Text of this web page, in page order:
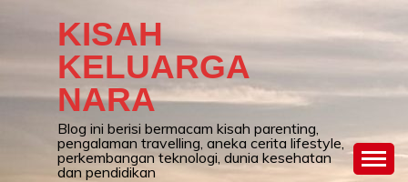
KISAH
KELUARGA
NARA
Blog ini berisi bermacam kisah parenting,
pengalaman travelling, aneka cerita lifestyle,
perkembangan teknologi, dunia kesehatan
dan pendidikan